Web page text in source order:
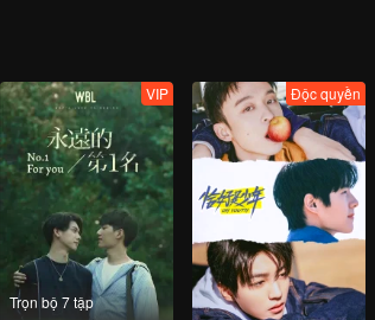
Trọn bộ 7 tập
VIP Độc quyền